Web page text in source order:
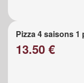
Pizza 4 saisons 1
13.50 €